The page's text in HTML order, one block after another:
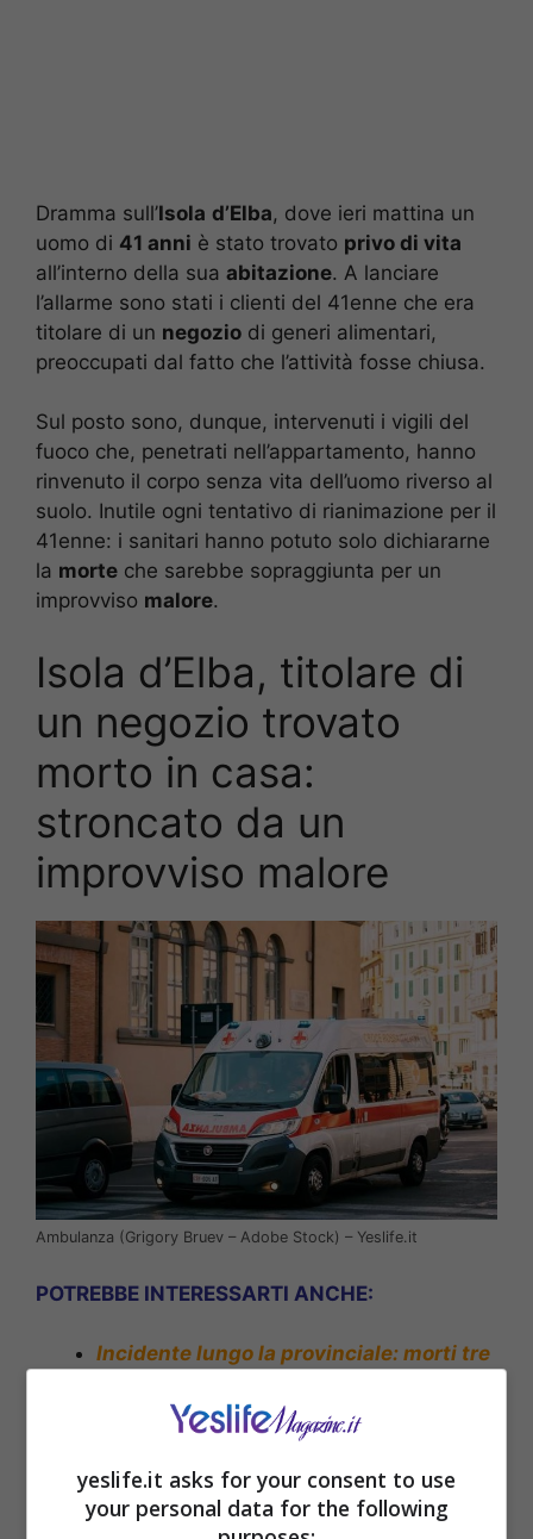
Dramma sull’Isola d’Elba, dove ieri mattina un
uomo di 41 anni è stato trovato privo di vita
all’interno della sua abitazione. A lanciare
l’allarme sono stati i clienti del 41enne che era
titolare di un negozio di generi alimentari,
preoccupati dal fatto che l’attività fosse chiusa.
Sul posto sono, dunque, intervenuti i vigili del
fuoco che, penetrati nell’appartamento, hanno
rinvenuto il corpo senza vita dell’uomo riverso al
suolo. Inutile ogni tentativo di rianimazione per il
41enne: i sanitari hanno potuto solo dichiararne
la morte che sarebbe sopraggiunta per un
improvviso malore.
Isola d’Elba, titolare di
un negozio trovato
morto in casa:
stroncato da un
improvviso malore
Ambulanza (Grigory Bruev – Adobe Stock) – Yeslife.it
POTREBBE INTERESSARTI ANCHE:
Incidente lungo la provinciale: morti tre
yeslife.it asks for your consent to use
your personal data for the following